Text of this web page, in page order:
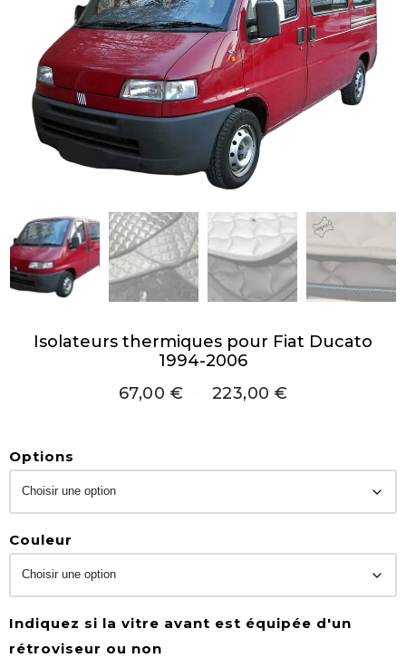
Isolateurs thermiques pour Fiat Ducato
1994-2006
67,00 € 223,00 €
Options
Couleur
Indiquez si la vitre avant est équipée d'un
rétroviseur ou non